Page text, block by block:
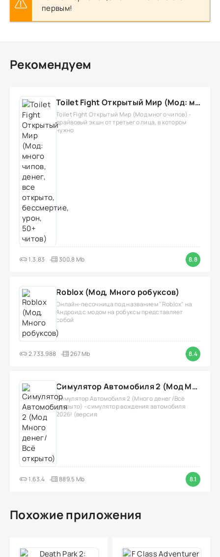
первым!
Рекомендуем
Toilet Fight Открытый Мир (Мод: много чипов, денег, все открыто, бессмертие, урон, 50+ читов)
Toilet Fight Открытый Мир (Мод много чипов) -
драйвовый экшн от третьего лица, в котором
нужно
1.3.83 300,8 Mb 8.8
Roblox (Мод, Много робуксов)
Онлайн-песочница под названием "Roblox" на
Андроид с модом на робуксы представляет
собой
2.733.988 267 Mb 8.4
Симулятор Автомобиля 2 (Мод Много денег/Всё открыто)
Симулятор Автомобиля 2 (Много денег/Всё
открыто) - симулятор вождения автомобиля
2026! (версия
1.63.4 889.5 Mb 8.1
Похожие приложения